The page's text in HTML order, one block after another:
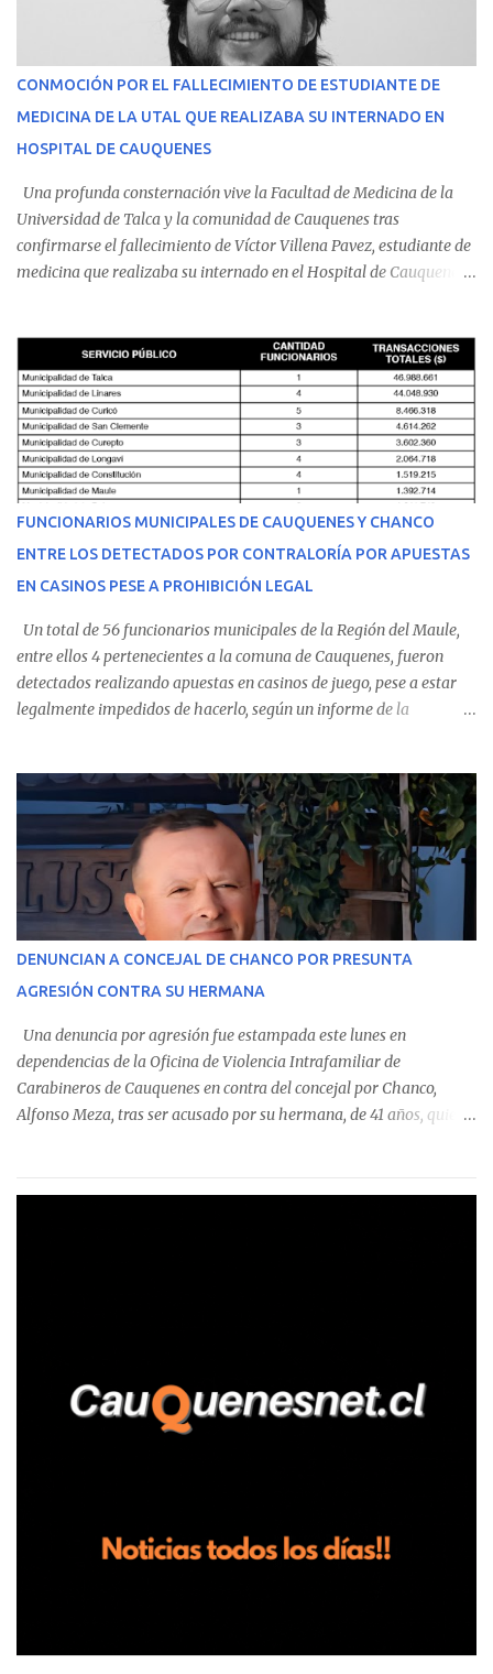
CONMOCIÓN POR EL FALLECIMIENTO DE ESTUDIANTE DE
MEDICINA DE LA UTAL QUE REALIZABA SU INTERNADO EN
HOSPITAL DE CAUQUENES
Una profunda consternación vive la Facultad de Medicina de la
Universidad de Talca y la comunidad de Cauquenes tras
confirmarse el fallecimiento de Víctor Villena Pavez, estudiante de
medicina que realizaba su internado en el Hospital de Cauquenes.
malestares físicos. Dada la complejidad de su estado de salud, el
equipo médico determinó su traslado de urgencia al Hospital
Regional de Talca y dado la urgencia la ambulancia partió hacia
Talca con escolta de Carabineros. En medio del traslado, el
estudiante de medicina de 25 años, se agravó y pese a los esfuerzos
del personal de emergencia terminó falleciendo, sin alcanzar a
recibir atención especializada en el centro de destino. Apenas se
conoció la gravedad de su condición, sus padres —residentes en
Villarrica— se trasladaron a Cauquenes con la esperanza de una
evolución favorable. No obstante, alrededo...
FUNCIONARIOS MUNICIPALES DE CAUQUENES Y CHANCO
ENTRE LOS DETECTADOS POR CONTRALORÍA POR APUESTAS
EN CASINOS PESE A PROHIBICIÓN LEGAL
Un total de 56 funcionarios municipales de la Región del Maule,
entre ellos 4 pertenecientes a la comuna de Cauquenes, fueron
detectados realizando apuestas en casinos de juego, pese a estar
legalmente impedidos de hacerlo, según un informe de la
estableció que estos funcionarios —quienes administran o
custodian fondos públicos— efectuaron transacciones por un
monto total de $116.075.918 entre enero de 2024 y junio de 2025.
En el detalle regional, se indica que en la comuna de Cauquenes se
identificó a cuatro funcionarios involucrados en este tipo de
operaciones. Asimismo, se precisa que uno de los casos
corresponde a un funcionario de la Municipalidad de Chanco,
detectaron incumplimientos a la normativa vigente. El informe
precisa que la mayor cantidad de dinero apostado se registró en
Talca, donde...
DENUNCIAN A CONCEJAL DE CHANCO POR PRESUNTA
AGRESIÓN CONTRA SU HERMANA
Una denuncia por agresión fue estampada este lunes en
dependencias de la Oficina de Violencia Intrafamiliar de
Carabineros de Cauquenes en contra del concejal por Chanco,
Alfonso Meza, tras ser acusado por su hermana, de 41 años, quien
relató que los hechos ocurrieron cerca de las 11:30 horas en el
trabajadores, el edil descendió del vehículo y, en medio de la
confrontación, la habría tomado de los hombros, empujado al
suelo y agredido con golpes de pies y manos, mientr...